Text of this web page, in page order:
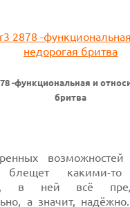
-функциональная и
бритва
возможностей
блещет какими-то
в ней всё
а значит,